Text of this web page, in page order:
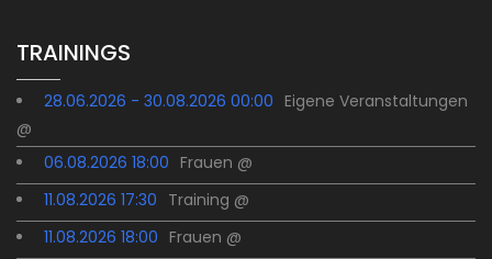
TRAININGS
28.06.2026 - 30.08.2026 00:00 Eigene Veranstaltungen
@
06.08.2026 18:00 Frauen @
11.08.2026 17:30 Training @
11.08.2026 18:00 Frauen @